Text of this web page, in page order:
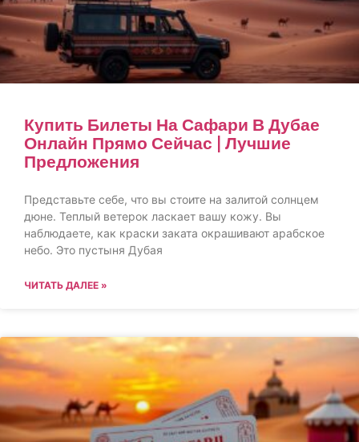
Купить Билеты На Сафари В Дубае
Онлайн Прямо Сейчас | Лучшие
Предложения
Представьте себе, что вы стоите на залитой солнцем
дюне. Теплый ветерок ласкает вашу кожу. Вы
наблюдаете, как краски заката окрашивают арабское
небо. Это пустыня Дубая
ЧИТАТЬ ДАЛЕЕ »